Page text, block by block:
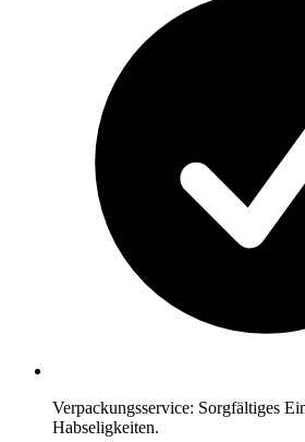
Verpackungsservice: Sorgfältiges
Habseligkeiten.